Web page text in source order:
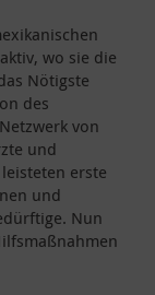
wo sie die
Nötigste
des
von
und
erste
und
Nun